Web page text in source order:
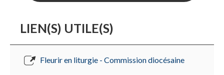
LIEN(S) UTILE(S)
Fleurir en liturgie - Commission diocésaine